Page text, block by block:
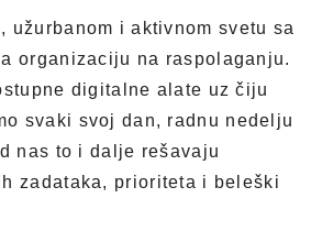
užurbanom i aktivnom svetu sa
organizaciju na raspolaganju.
digitalne alate uz čiju
svaki svoj dan, radnu nedelju
nas to i dalje rešavaju
zadataka, prioriteta i beleški